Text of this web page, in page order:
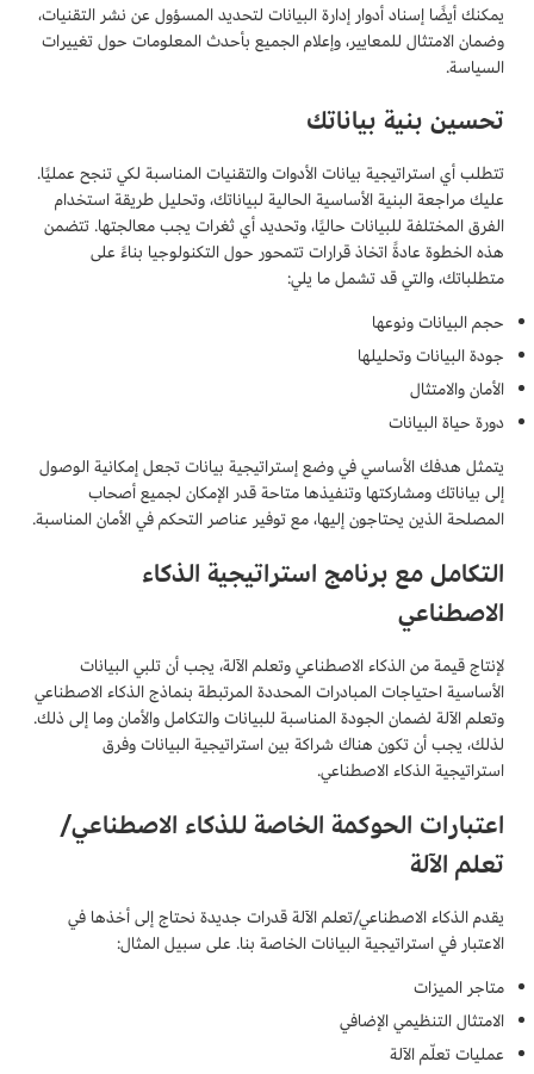
يمكنك أيضًا إسناد أدوار إدارة البيانات لتحديد المسؤول عن نشر التقنيات،
وضمان الامتثال للمعايير، وإعلام الجميع بأحدث المعلومات حول تغييرات
السياسة.
تحسين بنية بياناتك
تتطلب أي استراتيجية بيانات الأدوات والتقنيات المناسبة لكي تنجح عمليًا.
عليك مراجعة البنية الأساسية الحالية لبياناتك، وتحليل طريقة استخدام
الفرق المختلفة للبيانات حاليًا، وتحديد أي ثغرات يجب معالجتها. تتضمن
هذه الخطوة عادةً اتخاذ قرارات تتمحور حول التكنولوجيا بناءً على
متطلباتك، والتي قد تشمل ما يلي:
حجم البيانات ونوعها
جودة البيانات وتحليلها
الأمان والامتثال
دورة حياة البيانات
يتمثل هدفك الأساسي في وضع إستراتيجية بيانات تجعل إمكانية الوصول
إلى بياناتك ومشاركتها وتنفيذها متاحة قدر الإمكان لجميع أصحاب
المصلحة الذين يحتاجون إليها، مع توفير عناصر التحكم في الأمان المناسبة.
التكامل مع برنامج استراتيجية الذكاء
الاصطناعي
لإنتاج قيمة من الذكاء الاصطناعي وتعلم الآلة، يجب أن تلبي البيانات
الأساسية احتياجات المبادرات المحددة المرتبطة بنماذج الذكاء الاصطناعي
وتعلم الآلة لضمان الجودة المناسبة للبيانات والتكامل والأمان وما إلى ذلك.
لذلك، يجب أن تكون هناك شراكة بين استراتيجية البيانات وفرق
استراتيجية الذكاء الاصطناعي.
اعتبارات الحوكمة الخاصة للذكاء الاصطناعي/
تعلم الآلة
يقدم الذكاء الاصطناعي/تعلم الآلة قدرات جديدة نحتاج إلى أخذها في
الاعتبار في استراتيجية البيانات الخاصة بنا. على سبيل المثال:
متاجر الميزات
الامتثال التنظيمي الإضافي
عمليات تعلّم الآلة